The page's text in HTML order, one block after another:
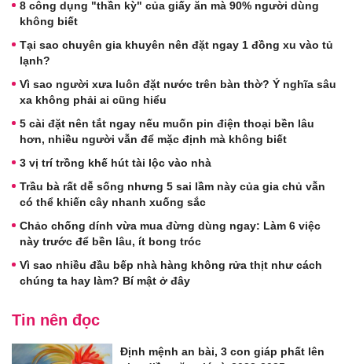
8 công dụng "thần kỳ" của giấy ăn mà 90% người dùng
không biết
Tại sao chuyên gia khuyên nên đặt ngay 1 đồng xu vào tủ
lạnh?
Vì sao người xưa luôn đặt nước trên bàn thờ? Ý nghĩa sâu
xa không phải ai cũng hiểu
5 cài đặt nên tắt ngay nếu muốn pin điện thoại bền lâu
hơn, nhiều người vẫn để mặc định mà không biết
3 vị trí trồng khế hút tài lộc vào nhà
Trầu bà rất dễ sống nhưng 5 sai lầm này của gia chủ vẫn
có thể khiến cây nhanh xuống sắc
Chảo chống dính vừa mua đừng dùng ngay: Làm 6 việc
này trước để bền lâu, ít bong tróc
Vì sao nhiều đầu bếp nhà hàng không rửa thịt như cách
chúng ta hay làm? Bí mật ở đây
Tin nên đọc
Định mệnh an bài, 3 con giáp phất lên